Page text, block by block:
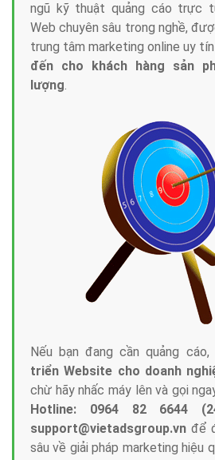
ngũ kỹ thuật quảng cáo trực
Web chuyên sâu trong nghề,
trung tâm marketing online uy tín
đến cho khách hàng sản
lượng.
Nếu bạn đang cần quảng
triển Website cho doanh
chừ hãy nhấc máy lên và gọi
Hotline: 0964 82 6644
support@vietadsgroup.vn để
sâu về giải pháp marketing hiệu